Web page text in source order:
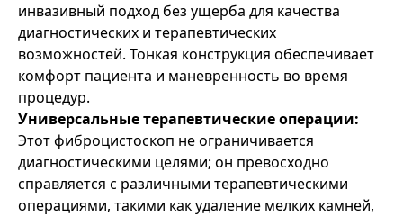
инвазивный подход без ущерба для качества
диагностических и терапевтических
возможностей. Тонкая конструкция обеспечивает
комфорт пациента и маневренность во время
процедур.
Универсальные терапевтические операции:
Этот фиброцистоскоп не ограничивается
диагностическими целями; он превосходно
справляется с различными терапевтическими
операциями, такими как удаление мелких камней,